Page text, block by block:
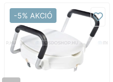
-5% AKCIÓ